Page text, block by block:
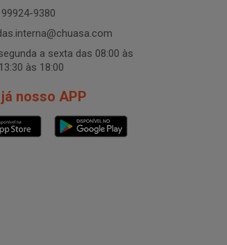
9380
a sexta das 08:00 às
às 18:00
nosso APP